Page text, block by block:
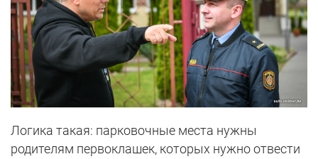
Логика такая: парковочные места нужны
родителям первоклашек, которых нужно отвести